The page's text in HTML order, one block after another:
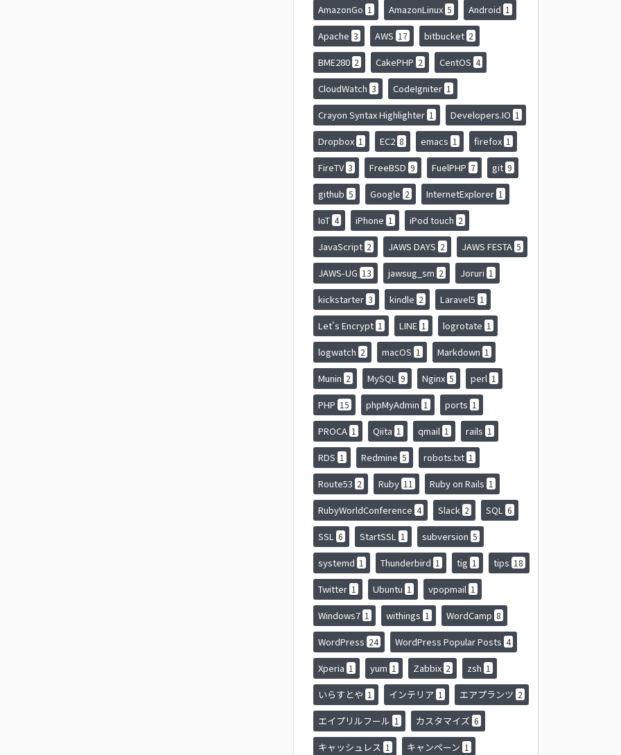
AmazonGo 1 AmazonLinux 5 Android 1
Apache 3 AWS 17 bitbucket 2
BME280 2 CakePHP 2 CentOS 4
CloudWatch 3 CodeIgniter 1
Crayon Syntax Highlighter 1 Developers.IO 1
Dropbox 1 EC2 8 emacs 1 firefox 1
FireTV 3 FreeBSD 9 FuelPHP 7 git 9
github 5 Google 2 InternetExplorer 1
IoT 4 iPhone 1 iPod touch 2
JavaScript 2 JAWS DAYS 2 JAWS FESTA 5
JAWS-UG 13 jawsug_sm 2 Joruri 1
kickstarter 3 kindle 2 Laravel5 1
Let's Encrypt 1 LINE 1 logrotate 1
logwatch 2 macOS 1 Markdown 1
Munin 2 MySQL 9 Nginx 5 perl 1
PHP 15 phpMyAdmin 1 ports 1
PROCA 1 Qiita 1 qmail 1 rails 1
RDS 1 Redmine 5 robots.txt 1
Route53 2 Ruby 11 Ruby on Rails 1
RubyWorldConference 4 Slack 2 SQL 6
SSL 6 StartSSL 1 subversion 5
systemd 1 Thunderbird 1 tig 1 tips 18
Twitter 1 Ubuntu 1 vpopmail 1
Windows7 1 withings 1 WordCamp 8
WordPress 24 WordPress Popular Posts 4
Xperia 1 yum 1 Zabbix 2 zsh 1
いらすとや 1 インテリア 1 エアプランツ 2
エイプリルフール 1 カスタマイズ 6
キャッシュレス 1 キャンペーン 1